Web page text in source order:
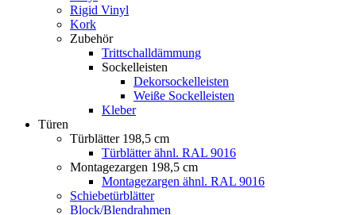
Rigid Vinyl
Kork
Zubehör
Trittschalldämmung
Sockelleisten
Dekorsockelleisten
Weiße Sockelleisten
Kleber
Türen
Türblätter 198,5 cm
Türblätter ähnl. RAL 9016
Montagezargen 198,5 cm
Montagezargen ähnl. RAL 9016
Schiebetürblätter
Block/Blendrahmen